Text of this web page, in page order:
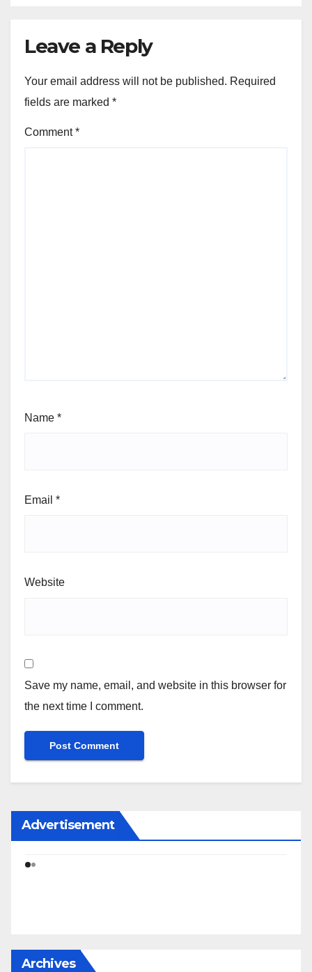
Leave a Reply
Your email address will not be published. Required
fields are marked *
Comment*
Name *
Email *
Website
Save my name, email, and website in this browser for
the next time I comment.
Advertisement
Archives